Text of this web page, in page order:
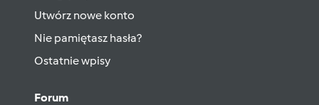
Utwórz nowe konto
Nie pamiętasz hasła?
Ostatnie wpisy
Forum